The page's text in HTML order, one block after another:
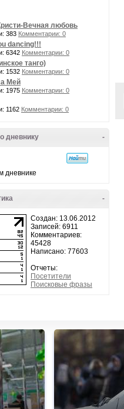
Вечная любовь
383 Комментарии: 0
dancing!!!
6342 Комментарии: 0
танго)
1532 Комментарии: 0
Мей
1975 Комментарии: 0
1162 Комментарии: 0
-
дневнику
дневнике
-
Создан: 13.06.2012
Записей: 6911
Комментариев:
45428
Написано: 77603
Отчеты:
Посетители
Поисковые фразы